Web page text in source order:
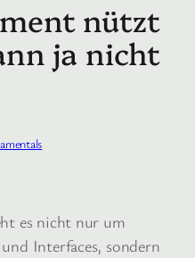
nützt
ja nicht
es nicht nur um
Interfaces, sondern